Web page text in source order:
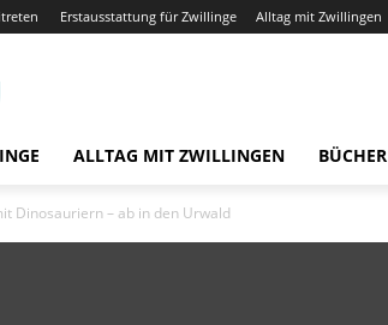
Erstausstattung für Zwillinge Alltag mit Zwillingen
ALLTAG MIT ZWILLINGEN BÜCHER
Dinosauriern – ab in den Urwald